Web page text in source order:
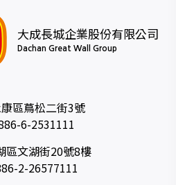
大成長城企業股份有限公司
Dachan Great Wall Group
區蔦松二街3號
6-2531111
區文湖街20號8樓
2-26577111